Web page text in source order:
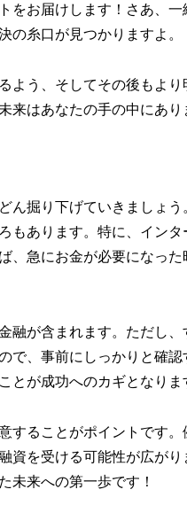
をお届けします！さあ、
の糸口が見つかりますよ。
よう、そしてその後もよ
来はあなたの手の中にあり
ん掘り下げていきましょう
もあります。特に、イン
、急にお金が必要になっ
融が含まれます。ただし
、事前にしっかりと確認
が成功へのカギとなりま
することがポイントです
資を受ける可能性が広が
未来への第一歩です！